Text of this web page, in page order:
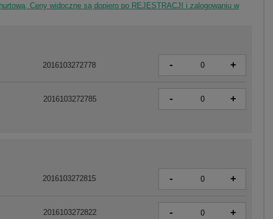
Ceny widoczne są dopiero po REJESTRACJI i zalogowaniu w
2016103272815 - +
2016103272822 - +
2016103272778 - +
2016103272785 - +